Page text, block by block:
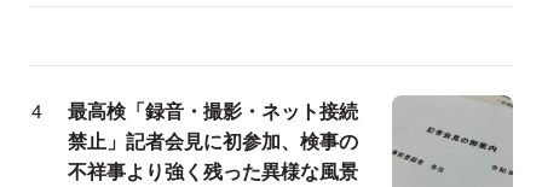
最高検「録音・撮影・ネット接続
禁止」記者会見に初参加、検事の
不祥事より強く残った異様な風景